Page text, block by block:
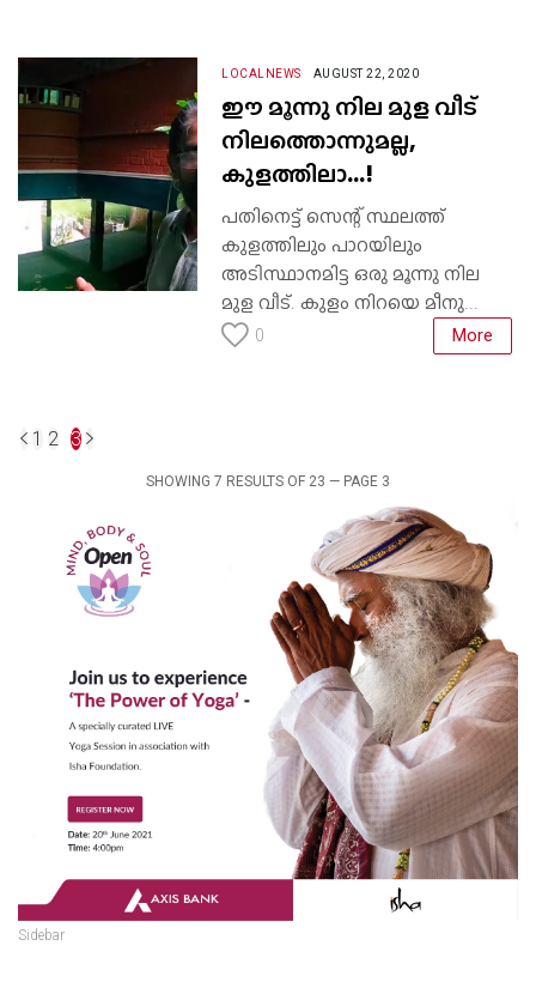
LOCALNEWS AUGUST 22, 2020
ഈ മൂന്നു നില മുള വീട്
നിലത്തൊന്നുമല്ല,
കുളത്തിലാ...!
പതിനെട്ട് സെന്റ് സ്ഥലത്ത്
കുളത്തിലും പാറയിലും
അടിസ്ഥാനമിട്ട ഒരു മൂന്നു നില
മുള വീട്. കുളം നിറയെ മീനു...
0 More
1 2 3
SHOWING 7 RESULTS OF 23 — PAGE 3
Sidebar